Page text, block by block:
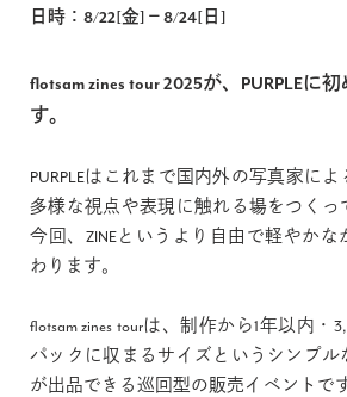
日時：8/22[金]－8/24[日]
flotsam zines tour 2025が、PURPLEに
す。
PURPLEはこれまで国内外の写真家によ
多様な視点や表現に触れる場をつくっ
今回、ZINEというより自由で軽やかな
わります。
flotsam zines tourは、制作から1年以内
パックに収まるサイズというシンプル
が出品できる巡回型の販売イベントで